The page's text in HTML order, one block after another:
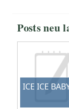
Posts neu
ICE ICE